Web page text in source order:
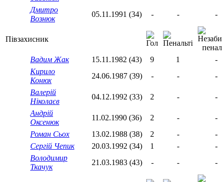
Дмитро
Вознюк
05.11.1991 (34) - - -
Півзахисник
Вадим Жак 15.11.1982 (43) 9 1
-
Кирило
Конюх
24.06.1987 (39) - -
-
Валерій
Ніколаєв
04.12.1992 (33) 2 -
-
Андрій
Оксенюк
11.02.1990 (36) 2 -
-
Роман Сьох
13.02.1988 (38) 2 -
-
Сергій Чепик
20.03.1992 (34) 1 -
-
Володимир
Ткачук
21.03.1983 (43) - - -